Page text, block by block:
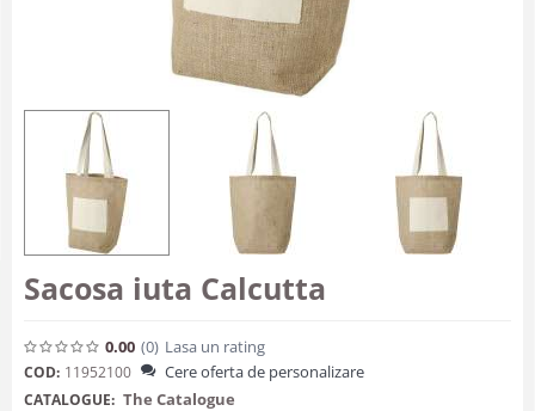
Sacosa iuta Calcutta
0.00 (0) Lasa un rating
COD: 11952100 Cere oferta de personalizare
CATALOGUE: The Catalogue